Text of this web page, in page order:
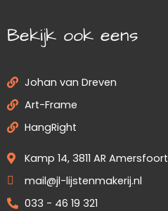
Bekijk ook eens
Johan van Dreven
Art-Frame
HangRight
Kamp 14, 3811 AR Amersfoort
mail@jl-lijstenmakerij.nl
033 - 46 19 321